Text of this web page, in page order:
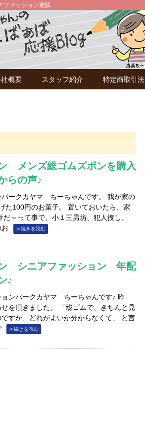
ファッション通販
概要 スタッフ紹介 特定商取引法
メンズ総ゴムズボンを購入
らの声♪
パークカヤマ ちーちゃんです。 我が家の
た100円のお菓子。 置いておいたら、家
～って事で、小１三男坊、犯人捜し。
お
≫続きを読む
ン シニアファッション 年配
♪
ンパークカヤマ ちーちゃんです♪ 昨
を頂きました。 「総ゴムで、きちんと見
すが、どれがよいか分からなくて」 と言
≫続きを読む